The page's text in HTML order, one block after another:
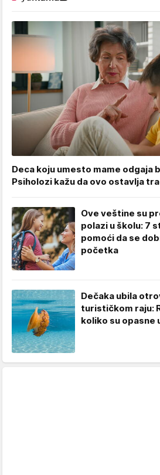
Deca koju umesto mame odgaja
Psiholozi kažu da ovo ostavlja
Ove veštine su
polazi u školu: 7
pomoći da se
početka
Dečaka ubila
turističkom raju:
koliko su opasne